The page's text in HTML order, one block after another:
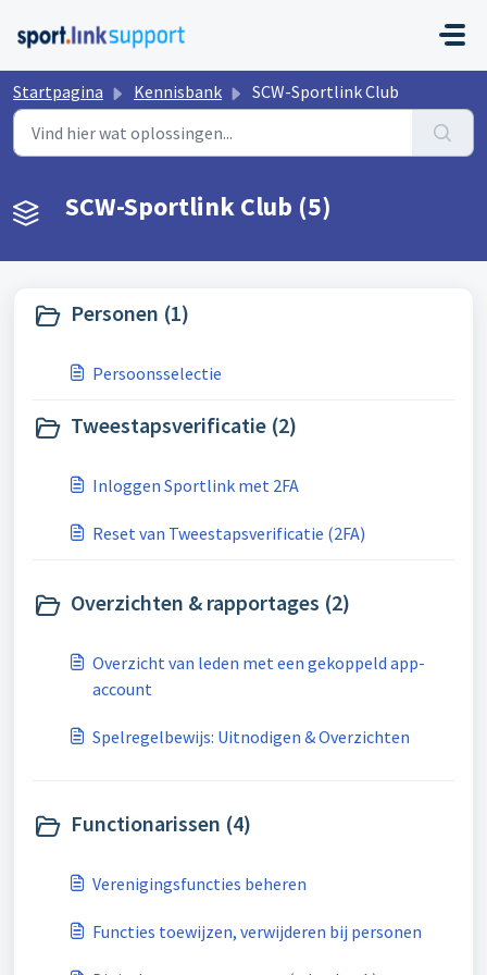
Startpagina Kennisbank SCW-Sportlink Club
SCW-Sportlink Club (5)
Personen (1)
Persoonsselectie
Tweestapsverificatie (2)
Inloggen Sportlink met 2FA
Reset van Tweestapsverificatie (2FA)
Overzichten & rapportages (2)
Overzicht van leden met een gekoppeld app-
account
Spelregelbewijs: Uitnodigen & Overzichten
Functionarissen (4)
Verenigingsfuncties beheren
Functies toewijzen, verwijderen bij personen